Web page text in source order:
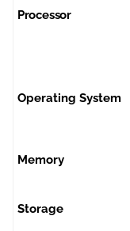
Processor
Operating System
Memory
Storage